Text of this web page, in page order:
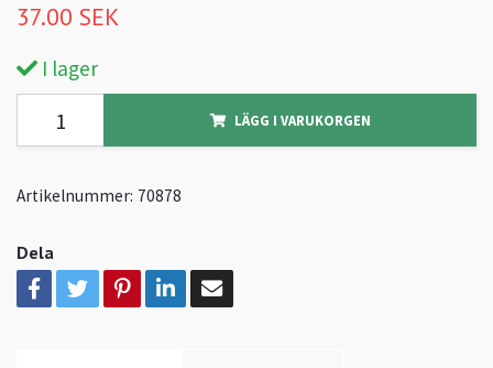
37.00 SEK
I lager
LÄGG I VARUKORGEN
Artikelnummer: 70878
Dela